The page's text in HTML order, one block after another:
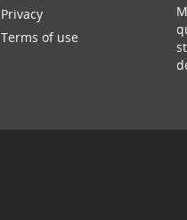
Privacy
Terms of use